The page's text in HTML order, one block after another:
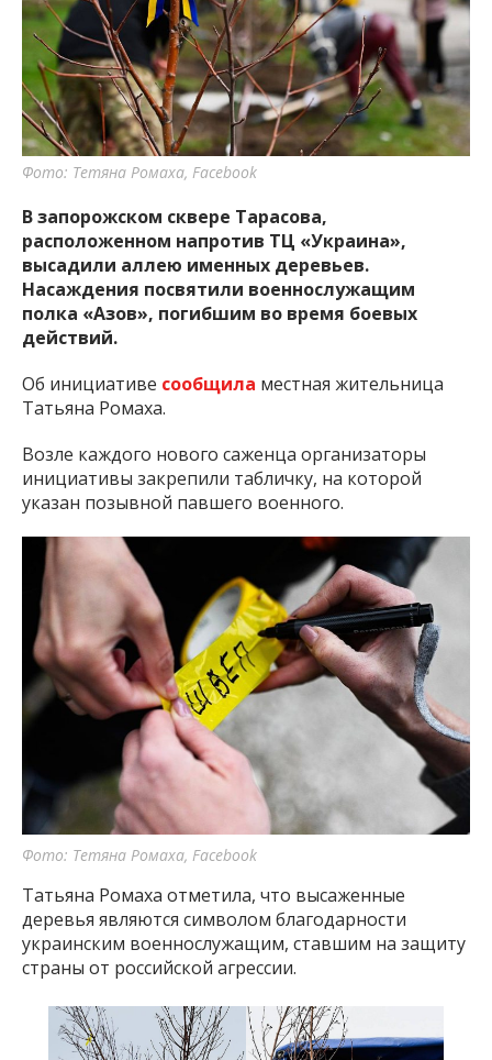
важную информацию о событиях
города Запорожья и области.
Фото: Тетяна Ромаха, Facebook
В запорожском сквере Тарасова,
расположенном напротив ТЦ «Украина»,
высадили аллею именных деревьев.
Насаждения посвятили военнослужащим
полка «Азов», погибшим во время боевых
действий.
Об инициативе сообщила местная жительница
Татьяна Ромаха.
Возле каждого нового саженца организаторы
инициативы закрепили табличку, на которой
указан позывной павшего военного.
Фото: Тетяна Ромаха, Facebook
Татьяна Ромаха отметила, что высаженные
деревья являются символом благодарности
украинским военнослужащим, ставшим на защиту
страны от российской агрессии.